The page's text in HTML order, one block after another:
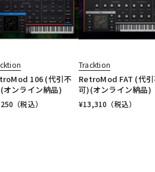
106 (代引不
オンライン納品)
（税込）
Tracktion
RetroMod FAT (代
可)(オンライン納品)
¥13,310 （税込）